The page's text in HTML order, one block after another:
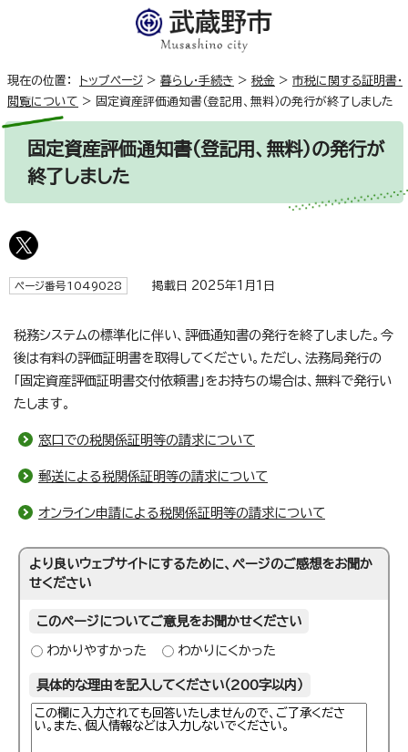
現在の位置： トップページ > 暮らし・手続き > 税金 > 市税に関する証明書・
閲覧について
> 固定資産評価通知書（登記用、無料）の発行が終了しました
固定資産評価通知書（登記用、無料）の発行が
終了しました
ページ番号1049028 掲載日 2025年1月1日
税務システムの標準化に伴い、評価通知書の発行を終了しました。今
後は有料の評価証明書を取得してください。ただし、法務局発行の
「固定資産評価証明書交付依頼書」をお持ちの場合は、無料で発行い
たします。
窓口での税関係証明等の請求について
郵送による税関係証明等の請求について
オンライン申請による税関係証明等の請求について
より良いウェブサイトにするために、ページのご感想をお聞か
せください
このページについてご意見をお聞かせください
わかりやすかった わかりにくかった
具体的な理由を記入してください（200字以内）